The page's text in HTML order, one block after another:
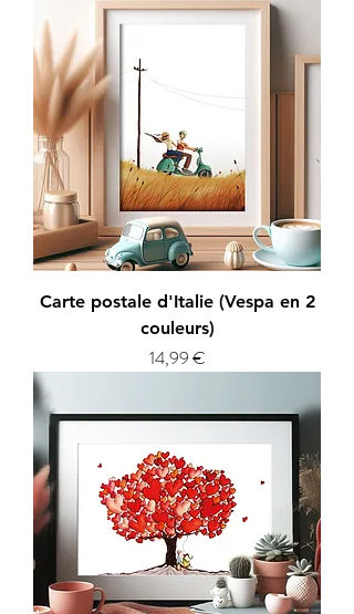
Carte postale d'Italie (Vespa en 2
couleurs)
Prix
14,99 €